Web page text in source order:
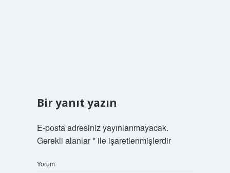
Bir yanıt yazın
E-posta adresiniz yayınlanmayacak.
Gerekli alanlar*ile işaretlenmişlerdir
Yorum